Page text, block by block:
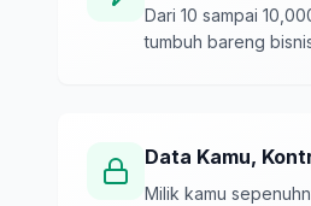
Dari 10 sampai
tumbuh bareng
Data Kamu,
Milik kamu